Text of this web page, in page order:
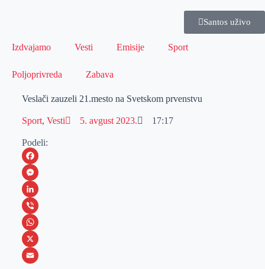
Santos uživo
Izdvajamo Vesti Emisije Sport
Poljoprivreda Zabava
Veslači zauzeli 21.mesto na Svetskom prvenstvu
Sport, Vesti 5. avgust 2023. 17:17
Podeli:
F
a
c
e
b
o
M
e
s
s
e
L
i
n
k
V
i
b
W
h
X